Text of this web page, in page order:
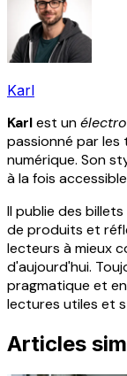
Karl
Karlest un
passionné par
numérique. Son
à la fois
Il publie des
de produits et
lecteurs à mieux
d'aujourd'hui.
pragmatique et
lectures utiles et
Articles